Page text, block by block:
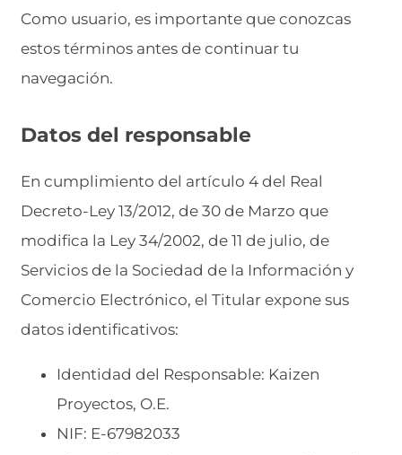
Como usuario, es importante que conozcas
estos términos antes de continuar tu
navegación.
Datos del responsable
En cumplimiento del artículo 4 del Real
Decreto-Ley 13/2012, de 30 de Marzo que
modifica la Ley 34/2002, de 11 de julio, de
Servicios de la Sociedad de la Información y
Comercio Electrónico, el Titular expone sus
datos identificativos:
Identidad del Responsable: Kaizen
Proyectos, O.E.
NIF: E-67982033